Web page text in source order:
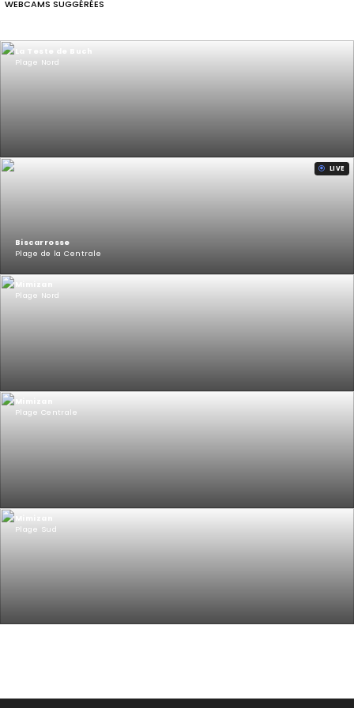
WEBCAMS SUGGÉRÉES
Plage Nord
LIVE
Biscarrosse
Plage de la Centrale
Plage Nord
Plage Centrale
Plage Sud